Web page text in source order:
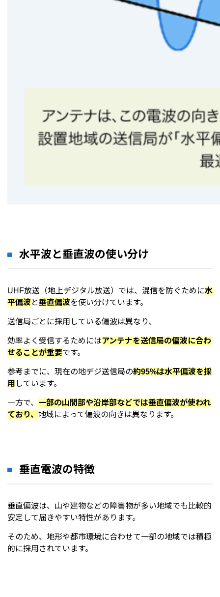
水平波と垂直波の使い分け
UHF放送（地上デジタル放送）では、混信を防ぐために水
平偏波 と垂直偏波を使い分けています。
送信局ごとに採用している偏波は異なり、
効率よく受信するためにはアンテナを送信局の偏波に合わ
せることが重要です。
参考までに、現在の地デジ送信局の約95%は水平偏波を採
用 しています。
一方で、 一部の山間部や沿岸部などでは垂直偏波が使われ
ており、 地域によって偏波の向きは異なります。
垂直電波の特徴
垂直偏波は、山や建物などの障害物が多い地域でも比較的
安定して届きやすい特性があります。
そのため、地形や都市環境に合わせて一部の地域では積極
的に採用されています。